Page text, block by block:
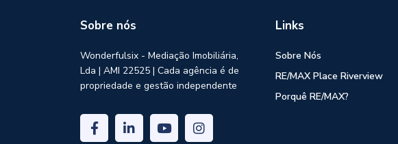
Sobre nós
Wonderfulsix - Mediação Imobiliária,
Lda | AMI 22525 | Cada agência é de
propriedade e gestão independente
Links
Sobre Nós
RE/MAX Place Riverview
Porquê RE/MAX?